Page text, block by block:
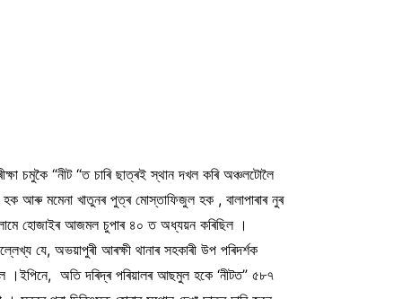
চমুকৈ “নীট “ত চাৰি ছাত্ৰই স্থান দখল কৰি অঞ্চলটোলৈ
আৰু মমেনা খাতুনৰ পুত্ৰ মোস্তাফিজুল হক , বালাপাৰাৰ নুৰ
হোজাইৰ আজমল চুপাৰ ৪০ ত অধ্যয়ন কৰিছিল ।
যে, অভয়াপুৰী আৰক্ষী থানাৰ সহকাৰী উপ পৰিদৰ্শক
।ইপিনে, অতি দৰিদ্ৰ পৰিয়ালৰ আছমুল হকে ‘নীটত” ৫৮৭